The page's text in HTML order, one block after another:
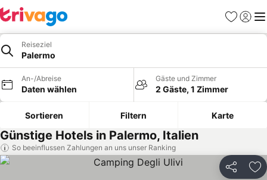
Favoriten
Reiseziel
Palermo
An-/Abreise
Daten wählen
Gäste und Zimmer
2 Gäste, 1 Zimmer
Sortieren Filtern Karte
Günstige Hotels in Palermo, Italien
So beeinflussen Zahlungen an uns unser Ranking
Teilen